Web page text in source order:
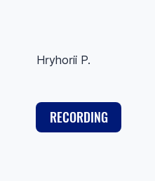
Hryhorii P.
RECORDING